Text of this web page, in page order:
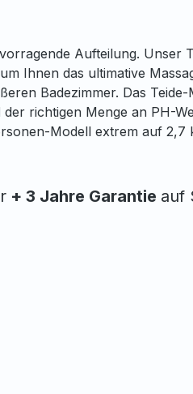
Aufteilung. Unser
Ihnen das ultimative
Badezimmer. Das
richtigen Menge an PH-
Modell extrem auf 2,7
+ 3 Jahre Garantie auf